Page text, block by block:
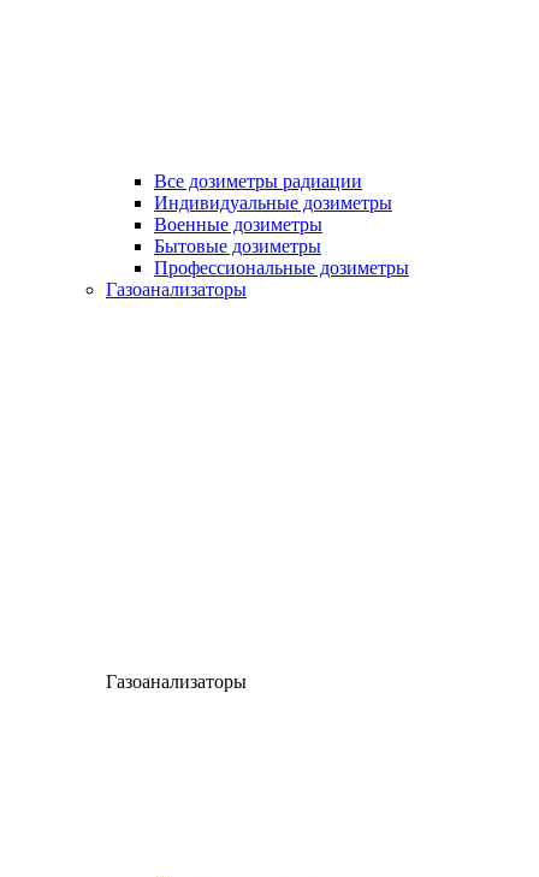
Все дозиметры радиации
Индивидуальные дозиметры
Военные дозиметры
Бытовые дозиметры
Профессиональные дозиметры
Газоанализаторы
Газоанализаторы